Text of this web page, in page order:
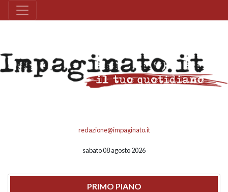
redazione@impaginato.it
sabato 08 agosto 2026
PRIMO PIANO